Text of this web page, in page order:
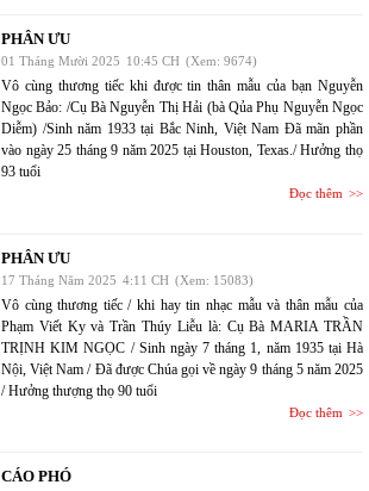
PHÂN ƯU
01 Tháng Mười 2025 10:45 CH (Xem: 9674)
Vô cùng thương tiếc khi được tin thân mẫu của bạn Nguyễn
Ngọc Bảo: /Cụ Bà Nguyễn Thị Hải (bà Qủa Phụ Nguyễn Ngọc
Diễm) /Sinh năm 1933 tại Bắc Ninh, Việt Nam Đã mãn phần
vào ngày 25 tháng 9 năm 2025 tại Houston, Texas./ Hưởng thọ
93 tuổi
Đọc thêm
PHÂN ƯU
17 Tháng Năm 2025 4:11 CH (Xem: 15083)
Vô cùng thương tiếc / khi hay tin nhạc mẫu và thân mẫu của
Phạm Viết Ky và Trần Thúy Liễu là: Cụ Bà MARIA TRẦN
TRỊNH KIM NGỌC / Sinh ngày 7 tháng 1, năm 1935 tại Hà
Nội, Việt Nam / Đã được Chúa gọi về ngày 9 tháng 5 năm 2025
/ Hưởng thượng thọ 90 tuổi
Đọc thêm
CÁO PHÓ